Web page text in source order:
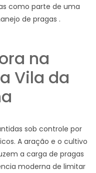
como parte de uma
de pragas .
na
Vila da
sob controle por
A aração e o cultivo
a carga de pragas
moderna de limitar